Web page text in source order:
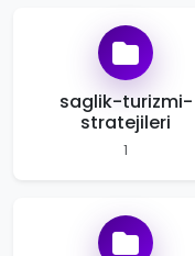
saglik-turizmi-
stratejileri
1